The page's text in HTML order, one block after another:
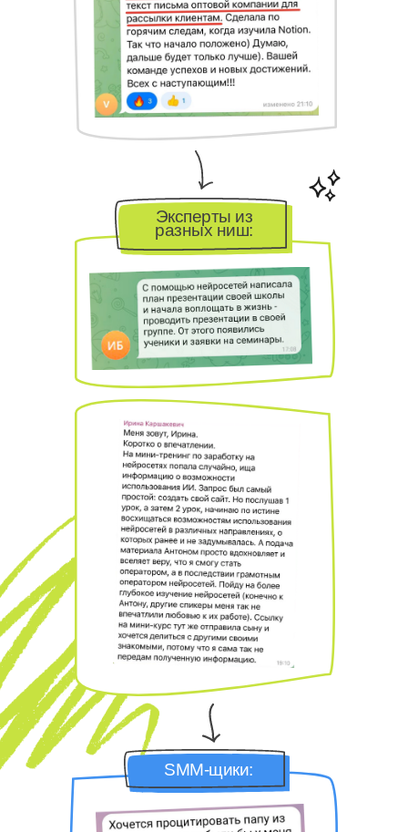
SMM-щики:
Эксперты из
разных ниш: